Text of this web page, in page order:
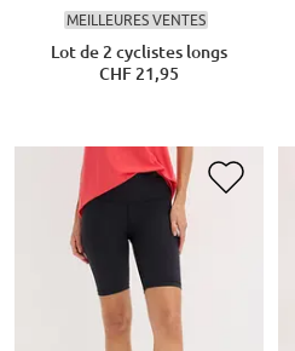
MEILLEURES VENTES
Lot de 2 cyclistes longs
CHF 21,95